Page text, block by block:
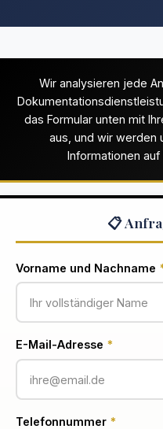
Wir analysieren jede
das Formular unten mit
aus, und wir werden
Informationen auf
📋
Vorname und Nachname
E-Mail-Adresse *
Telefonnummer *